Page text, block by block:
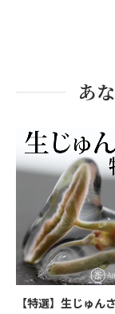
あ
【特選】生じゅん